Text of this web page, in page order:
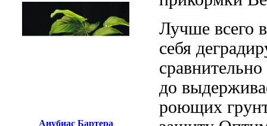
Анубиас Бартера
Лучше всего
себя
до
роющих